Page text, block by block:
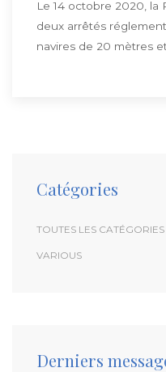
Le 14 octobre 2020, la
deux arrêtés
navires de 20 mètres
Catégories
TOUTES LES CATÉGORIES
VARIOUS
Derniers